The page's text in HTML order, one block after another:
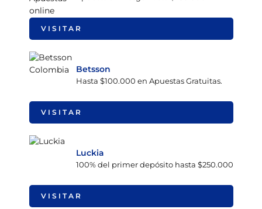
VISITAR
Betsson
Hasta $100.000 en Apuestas Gratuitas.
VISITAR
Luckia
100% del primer depósito hasta $250.000
VISITAR